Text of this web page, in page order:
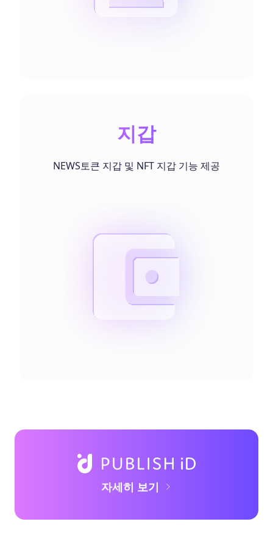
지갑
NEWS토큰 지갑 및 NFT 지갑 기능 제공
자세히 보기